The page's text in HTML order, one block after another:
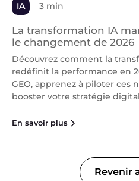
IA 3 min
La transformation IA
le changement de 2026
Découvrez comment la
redéfinit la performance en
GEO, apprenez à piloter ces
booster votre stratégie
En savoir plus
Revenir